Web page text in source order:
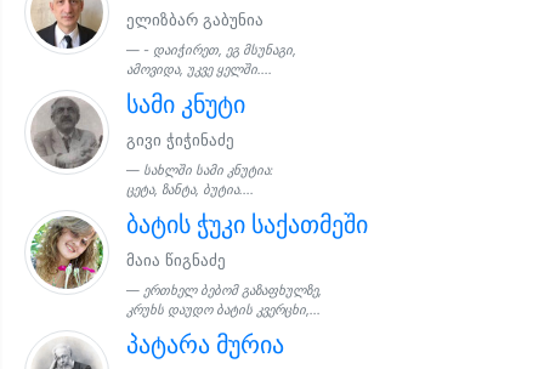
ელიზბარ გაბუნია
- დაიჭირეთ, ეგ მსუნაგი,
ამოვიდა, უკვე ყელში....
სამი კნუტი
გივი ჭიჭინაძე
სახლში სამი კნუტია:
ცეტა, ზანტა, ბუტია....
ბატის ჭუკი საქათმეში
მაია წიგნაძე
ერთხელ ბებომ გაზაფხულზე,
კრუხს დაუდო ბატის კვერცხი,...
პატარა მურია